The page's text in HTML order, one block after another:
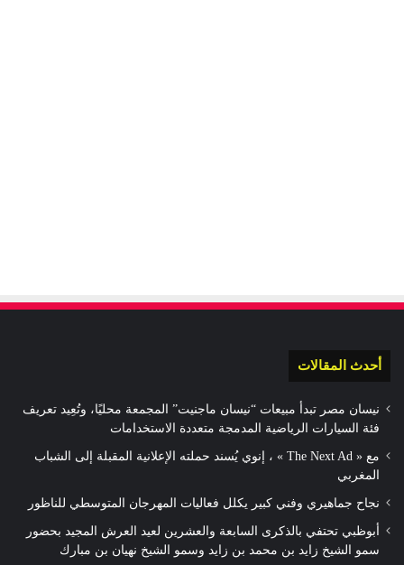
أحدث المقالات
نيسان مصر تبدأ مبيعات “نيسان ماجنيت” المجمعة محليًا، وتُعِيد تعريف
فئة السيارات الرياضية المدمجة متعددة الاستخدامات
مع « The Next Ad » ، إنوي يُسند حملته الإعلانية المقبلة إلى الشباب
المغربي
نجاح جماهيري وفني كبير يكلل فعاليات المهرجان المتوسطي للناظور
أبوظبي تحتفي بالذكرى السابعة والعشرين لعيد العرش المجيد بحضور
سمو الشيخ زايد بن محمد بن زايد وسمو الشيخ نهيان بن مبارك